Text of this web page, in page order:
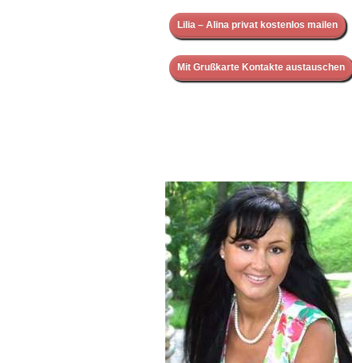
Lilia – Alina privat kostenlos mailen
Mit Grußkarte Kontakte austauschen